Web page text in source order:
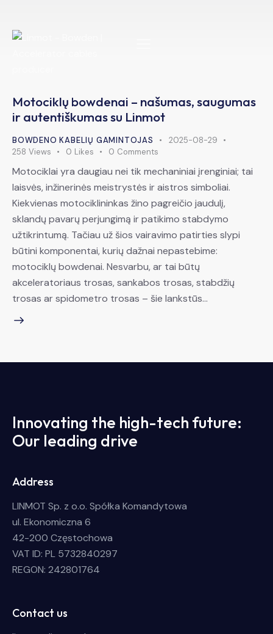
Motociklų bowdenai – našumas, saugumas
ir autentiškumas su Linmot
BOWDENO KABELIŲ GAMINTOJAS
2025-08-29
258 Views 0 Likes 0 Comments
Motociklai yra daugiau nei tik mechaniniai įrenginiai; tai
laisvės, inžinerinės meistrystės ir aistros simboliai.
Kiekvienas motociklininkas žino pagreičio jaudulį,
sklandų pavarų perjungimą ir patikimo stabdymo
užtikrintumą. Tačiau už šios vairavimo patirties slypi
būtini komponentai, kurių dažnai nepastebime:
motociklų bowdenai. Nesvarbu, ar tai būtų
akceleratoriaus trosas, sankabos trosas, stabdžių
trosas ar spidometro trosas – šie lankstūs…
Innovating the high-tech future:
Our leading drive
Address
LINMOT Sp. z o.o. Spółka Komandytowa
ul. Ekonomiczna 6
42-200 Częstochowa
VAT ID: PL 5732840297
REGON: 242801764
Contact us